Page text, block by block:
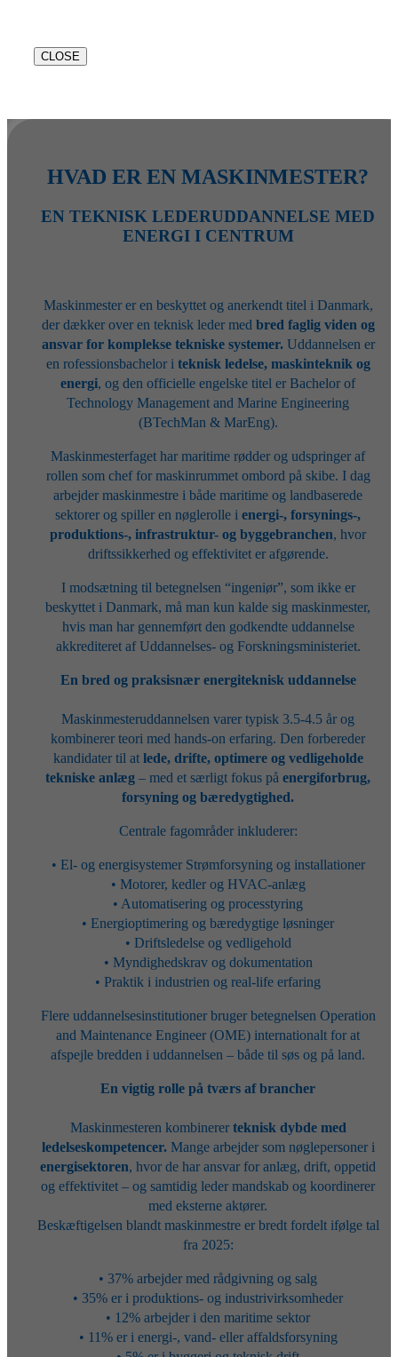
CLOSE
HVAD ER EN MASKINMESTER?
EN TEKNISK LEDERUDDANNELSE MED
ENERGI I CENTRUM
Maskinmester er en beskyttet og anerkendt titel i Danmark,
der dækker over en teknisk leder med bred faglig viden og
ansvar for komplekse tekniske systemer.Uddannelsen er
en rofessionsbachelor i teknisk ledelse, maskinteknik og
energi, og den officielle engelske titel er Bachelor of
Technology Management and Marine Engineering
(BTechMan & MarEng).
Maskinmesterfaget har maritime rødder og udspringer af
rollen som chef for maskinrummet ombord på skibe. I dag
arbejder maskinmestre i både maritime og landbaserede
sektorer og spiller en nøglerolle i energi-, forsynings-,
produktions-, infrastruktur- og byggebranchen, hvor
driftssikkerhed og effektivitet er afgørende.
I modsætning til betegnelsen “ingeniør”, som ikke er
beskyttet i Danmark, må man kun kalde sig maskinmester,
hvis man har gennemført den godkendte uddannelse
akkrediteret af Uddannelses- og Forskningsministeriet.
En bred og praksisnær energiteknisk uddannelse
Maskinmesteruddannelsen varer typisk 3.5-4.5 år og
kombinerer teori med hands-on erfaring. Den forbereder
kandidater til atlede, drifte, optimere og vedligeholde
tekniske anlæg – med et særligt fokus påenergiforbrug,
forsyning og bæredygtighed.
Centrale fagområder inkluderer:
• El- og energisystemer Strømforsyning og installationer
• Motorer, kedler og HVAC-anlæg
• Automatisering og processtyring
• Energioptimering og bæredygtige løsninger
• Driftsledelse og vedligehold
• Myndighedskrav og dokumentation
• Praktik i industrien og real-life erfaring
Flere uddannelsesinstitutioner bruger betegnelsen Operation
and Maintenance Engineer (OME) internationalt for at
afspejle bredden i uddannelsen – både til søs og på land.
En vigtig rolle på tværs af brancher
Maskinmesteren kombinerer teknisk dybde med
ledelseskompetencer.Mange arbejder som nøglepersoner i
energisektoren, hvor de har ansvar for anlæg, drift, oppetid
og effektivitet – og samtidig leder mandskab og koordinerer
med eksterne aktører.
Beskæftigelsen blandt maskinmestre er bredt fordelt ifølge tal
fra 2025:
• 37% arbejder med rådgivning og salg
• 35% er i produktions- og industrivirksomheder
• 12% arbejder i den maritime sektor
• 11% er i energi-, vand- eller affaldsforsyning